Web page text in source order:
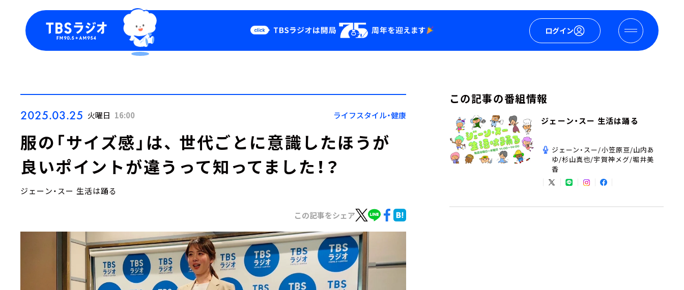
ログイン
Podcast
YouTube
会社情報
2025.03.25 火曜日 16:00 ライフスタイル・健康
服の「サイズ感」は、 世代ごとに意識したほうが
良いポイントが違うって知ってました！？
ジェーン・スー 生活は踊る
この記事をシェア
この記事の番組情報
ジェーン・スー 生活は踊る
ジェーン・スー/小笠原亘/山内あ
ゆ/杉山真也/宇賀神メグ/堀井美
香